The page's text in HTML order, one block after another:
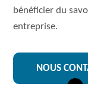
bénéficier du
entreprise.
NOUS